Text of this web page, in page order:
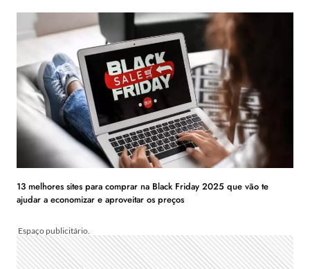
13 melhores sites para comprar na Black Friday 2025 que vão te
ajudar a economizar e aproveitar os preços